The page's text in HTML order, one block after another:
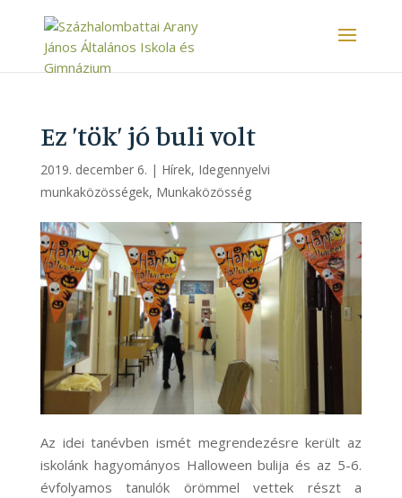
Ez ’tök’ jó buli volt
2019. december 6. | Hírek, Idegennyelvi
munkaközösségek, Munkaközösség
Az idei tanévben ismét megrendezésre került az
iskolánk hagyományos Halloween bulija és az 5-6.
évfolyamos tanulók örömmel vettek részt a